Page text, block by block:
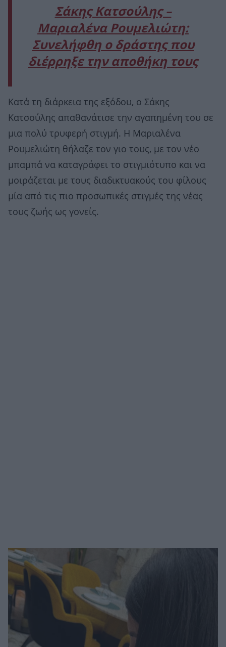
Σάκης Κατσούλης –
Μαριαλένα Ρουμελιώτη:
Συνελήφθη ο δράστης που
διέρρηξε την αποθήκη τους
Κατά τη διάρκεια της εξόδου, ο Σάκης
Κατσούλης απαθανάτισε την αγαπημένη του σε
μια πολύ τρυφερή στιγμή. Η Μαριαλένα
Ρουμελιώτη θήλαζε τον γιο τους, με τον νέο
μπαμπά να καταγράφει το στιγμιότυπο και να
μοιράζεται με τους διαδικτυακούς του φίλους
μία από τις πιο προσωπικές στιγμές της νέας
τους ζωής ως γονείς.